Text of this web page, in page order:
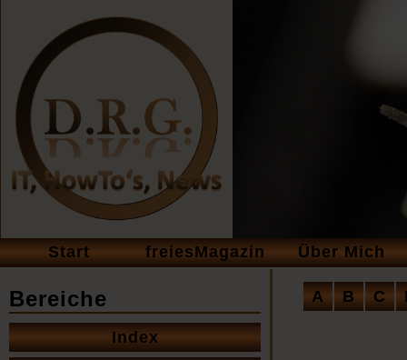
Navigation
überspringen
Start freiesMagazin Über Mich
Navigation
A B C
Bereiche
Navigation
überspringen
Index